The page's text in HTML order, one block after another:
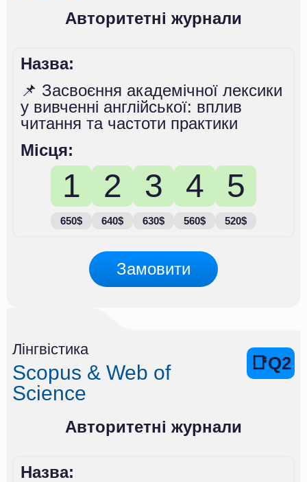
Авторитетні журнали
Назва:
📌 Засвоєння академічної лексики
у вивченні англійської: вплив
читання та частоти практики
Місця:
1
650$
2
640$
3
630$
4
560$
5
520$
Замовити
Лінгвістика
Scopus & Web of
Science
Авторитетні журнали
📑Q2
Назва: